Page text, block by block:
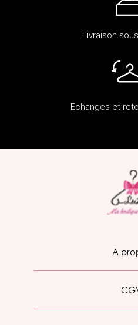
Livraison
Echanges et
A